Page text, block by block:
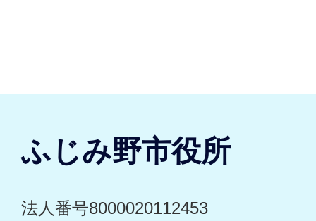
ふじみ野市役所
法人番号8000020112453